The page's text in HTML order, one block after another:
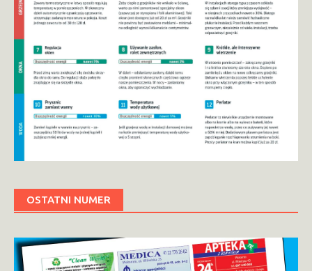
OSTATNI NUMER